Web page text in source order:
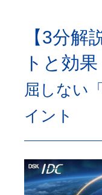
【3分解
トと効果
屈しない
イント